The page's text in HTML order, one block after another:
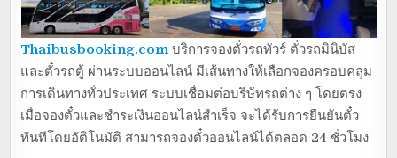
Thaibusbooking.com บริการจองตั๋วรถทัวร์ ตั๋วรถมินิบัส
และตั๋วรถตู้ ผ่านระบบออนไลน์ มีเส้นทางให้เลือกจองครอบคลุม
การเดินทางทั่วประเทศ ระบบเชื่อมต่อบริษัทรถต่าง ๆ โดยตรง
เมื่อจองตั๋วและชำระเงินออนไลน์สำเร็จ จะได้รับการยืนยันตั๋ว
ทันทีโดยอัติโนมัติ สามารถจองตั๋วออนไลน์ได้ตลอด 24 ชั่วโมง